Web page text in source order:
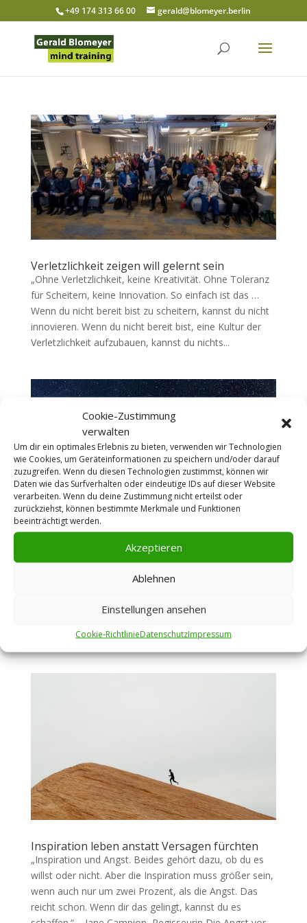
Cookie-Zustimmung
verwalten
Um dir ein optimales Erlebnis zu bieten, verwenden wir Technologien
wie Cookies, um Geräteinformationen zu speichern und/oder darauf
zuzugreifen. Wenn du diesen Technologien zustimmst, können wir
Daten wie das Surfverhalten oder eindeutige IDs auf dieser Website
verarbeiten. Wenn du deine Zustimmung nicht erteilst oder
zurückziehst, können bestimmte Merkmale und Funktionen
beeinträchtigt werden.
Akzeptieren
Ablehnen
Einstellungen ansehen
Cookie-RichtlinieDatenschutzImpressum
+49 174 313 66 00 gerald@blomeyer.berlin
Verletzlichkeit zeigen will gelernt sein
„Ohne Verletzlichkeit, keine Kreativität. Ohne Toleranz
für Scheitern, keine Innovation. So einfach ist das …
Wenn du nicht bereit bist zu scheitern, kannst du nicht
innovieren. Wenn du nicht bereit bist, eine Kultur der
Verletzlichkeit aufzubauen, kannst du nichts...
Warum Wochentexte?
Warum Wochentexte? „Ich habe mich entschieden zu
glauben, dass der Wunsch, kreativ zu sein, in meiner
mich stets in diese Richtung gelenkt – hin zur Sprache,
zur Erzählung, zur Recherche, zum Erzählen. … Und
Inspiration leben anstatt Versagen fürchten
„Inspiration und Angst. Beides gehört dazu, ob du es
willst oder nicht. Aber die Inspiration muss größer sein,
wenn auch nur um zwei Prozent, als die Angst. Das
reicht schon. Wenn dir das gelingt, kannst du es